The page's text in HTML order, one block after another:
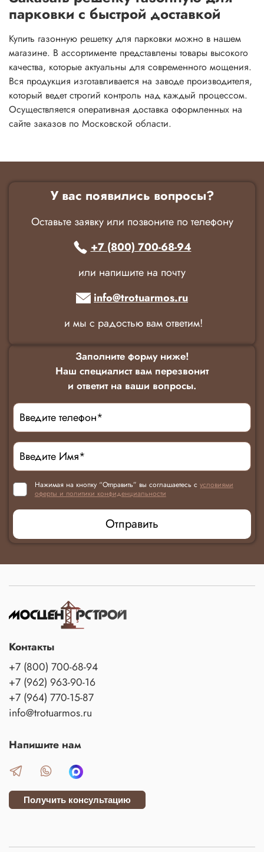
парковки с быстрой доставкой
Купить газонную решетку для парковки можно в нашем
магазине. В ассортименте представлены товары высокого
качества, которые актуальны для современного мощения.
Вся продукция изготавливается на заводе производителя,
который ведет строгий контроль над каждый процессом.
Осуществляется оперативная доставка оформленных на
сайте заказов по Московской области.
У вас появились вопросы?
Оставьте заявку или позвоните по телефону
+7 (800) 700-68-94
или напишите на почту
info@trotuarmos.ru
и мы с радостью вам ответим!
Заполните форму ниже!
Наш специалист вам перезвонит
и ответит на ваши вопросы.
Нажимая на кнопку “Отправить” вы соглашаетесь с условиями
оферты и политики конфиденциальности
Отправить
Контакты
+7 (800) 700-68-94
+7 (962) 963-90-16
+7 (964) 770-15-87
info@trotuarmos.ru
Напишите нам
Получить консультацию